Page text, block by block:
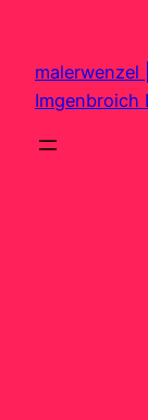
springen
malerwenzel
Imgenbroich